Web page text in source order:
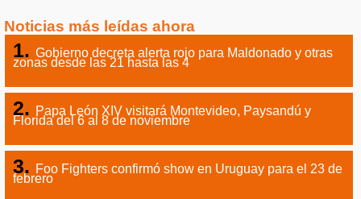
Noticias más leídas ahora
Gobierno decreta alerta rojo para Maldonado y otras
zonas desde las 21 hasta las 4
Papa León XIV visitará Montevideo, Paysandú y
Florida del 6 al 8 de noviembre
Foo Fighters confirmó show en Uruguay para el 23 de
febrero